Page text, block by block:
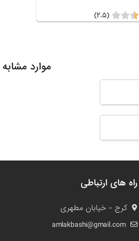
(۲.۵)
موارد مشابه
راه های ارتباطی
کرج - خیابان مطهری
amlakbashi@gmail.com